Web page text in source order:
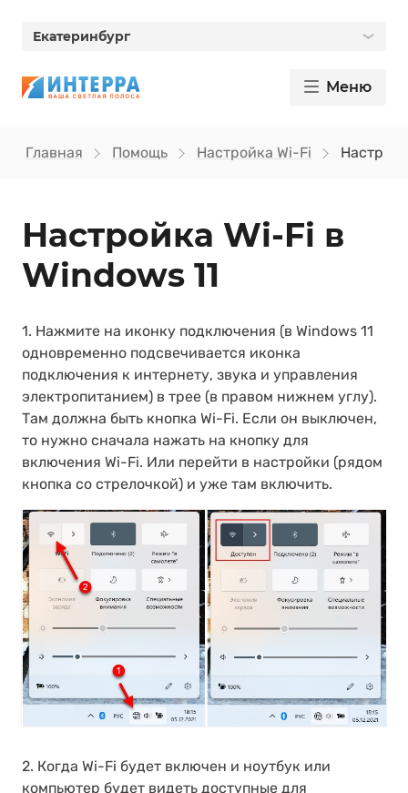
Екатеринбург
Меню
Главная Помощь Настройка Wi-Fi
Настройка Wi-Fi в
Windows 11
1. Нажмите на иконку подключения (в Windows 11
одновременно подсвечивается иконка
подключения к интернету, звука и управления
электропитанием) в трее (в правом нижнем углу).
Там должна быть кнопка Wi-Fi. Если он выключен,
то нужно сначала нажать на кнопку для
включения Wi-Fi. Или перейти в настройки (рядом
кнопка со стрелочкой) и уже там включить.
2. Когда Wi-Fi будет включен и ноутбук или
компьютер будет видеть доступные для